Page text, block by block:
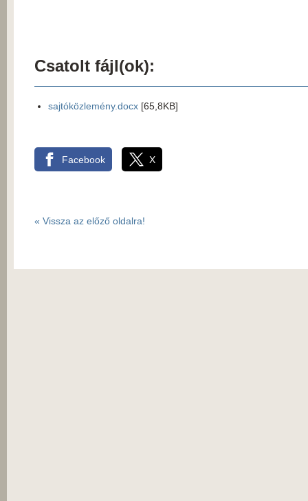
Csatolt fájl(ok):
sajtóközlemény.docx [65,8KB]
Facebook X
« Vissza az előző oldalra!